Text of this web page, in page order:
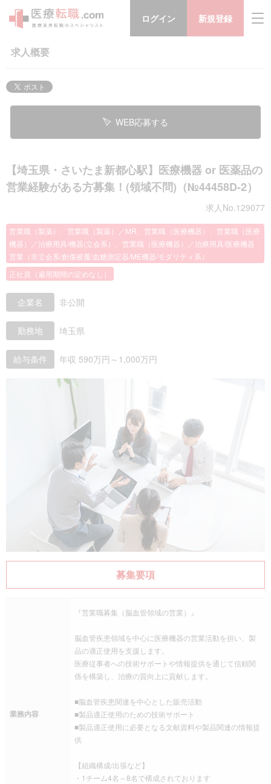
ログイン 新規登録
求人概要
WEB応募する
【埼玉県・さいたま新都心駅】医療機器 or 医薬品の
営業経験がある方募集！(領域不問)（№44458D-2）
求人No.129077
営業職（製薬）、営業職（製薬）／MR、営業職（医療機器）、営業職（医療
機器）／治療用具/機器(立会系）、営業職（医療機器）／治療用具/医療機器
営業（非立会系/創傷被覆/血糖測定器/ME機器/モダリティ系）
正社員（雇用期間の定めなし）
企業名 非公開
勤務地 埼玉県
給与条件 年収 590万円～1,000万円
募集要項
業務内容
『営業職募集（脳血管領域の営業）』
脳血管疾患領域を中心に医療機器の営業活動を担い、製
品の適正使用を支援します。
医療従事者への技術サポートや情報提供を通じて信頼関
係を構築し、治療の質向上に貢献します。
■脳血管疾患関連を中心とした販売活動
■製品適正使用のための技術サポート
■製品適正使用に必要となる文献資料や製品関連の情報提
供
【組織構成/出張など】
・1チーム4名～8名で構成されております